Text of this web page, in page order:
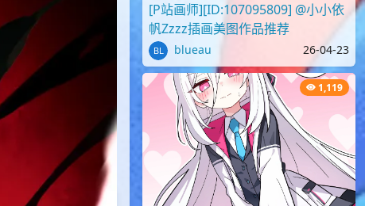
[P站画师][ID:107095809] @小小依
帆Zzzz插画美图作品推荐
blueau 26-04-23
1,119